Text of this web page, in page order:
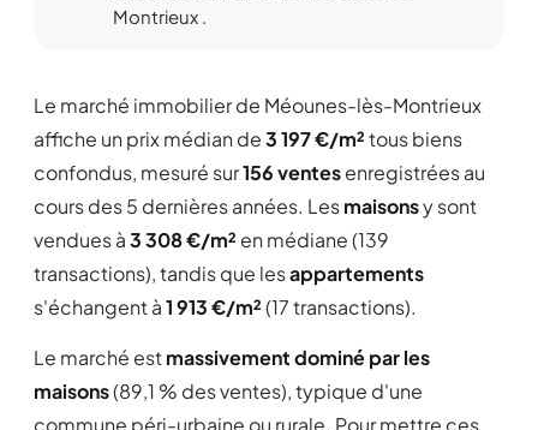
Montrieux .
Le marché immobilier de Méounes-lès-Montrieux
affiche un prix médian de3 197 €/m²tous biens
confondus, mesuré sur156 ventesenregistrées au
cours des 5 dernières années. Lesmaisonsy sont
vendues à3 308 €/m² en médiane (139
transactions), tandis que lesappartements
s'échangent à1 913 €/m²(17 transactions).
Le marché estmassivement dominé par les
maisons(89,1 % des ventes), typique d'une
commune péri-urbaine ou rurale. Pour mettre ces